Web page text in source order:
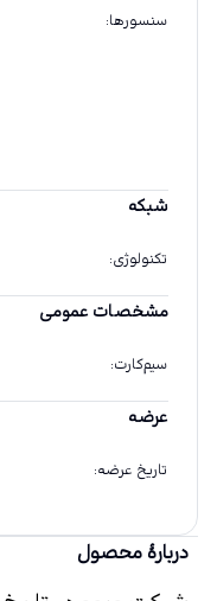
سنسورها:
شبکه
تکنولوژی:
مشخصات عمومی
سیم‌کارت:
عرضه
تاریخ عرضه:
دربارهٔ محصول